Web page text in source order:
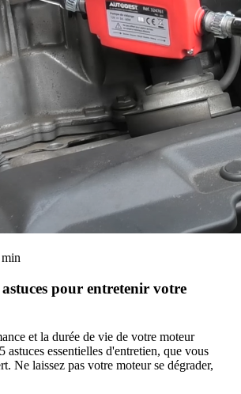
pour entretenir votre
et la durée de vie de votre moteur
astuces essentielles d'entretien, que vous
Ne laissez pas votre moteur se dégrader,